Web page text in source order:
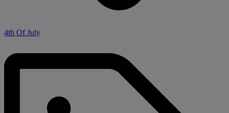
4th Of July